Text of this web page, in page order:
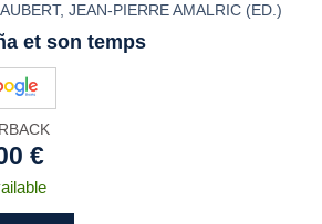
,JEAN-PIERRE AMALRIC (ED.)
et son temps
€